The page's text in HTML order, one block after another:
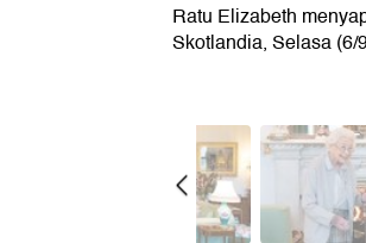
Ratu Elizabeth
Skotlandia, Selasa (6/